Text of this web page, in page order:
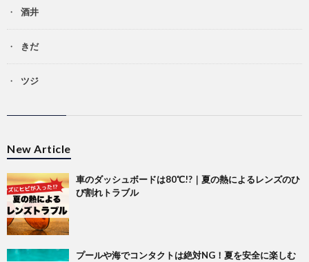
酒井
きだ
ツジ
New Article
車のダッシュボードは80℃!?｜夏の熱によるレンズのひ
び割れトラブル
プールや海でコンタクトは絶対NG！夏を安全に楽しむ